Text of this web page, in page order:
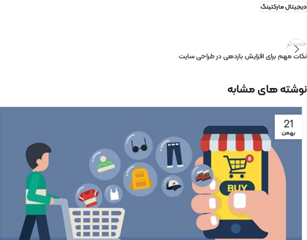
دیجیتال مارکتینگ
جدیدتر
نکات مهم برای افزایش بازدهی در طراحی سایت
نوشته های مشابه
21
بهمن